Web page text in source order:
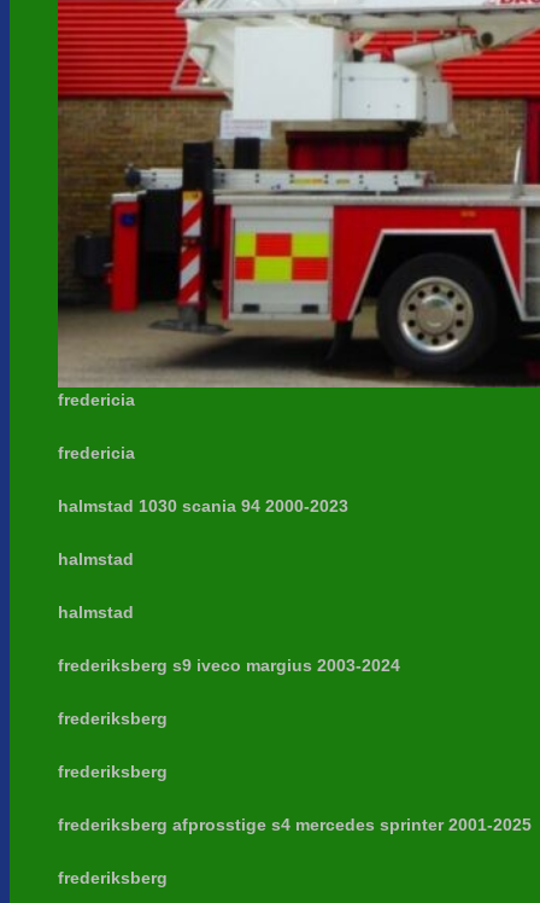
fredericia
fredericia
halmstad 1030 scania 94 2000-2023
halmstad
halmstad
frederiksberg s9 iveco margius 2003-2024
frederiksberg
frederiksberg
frederiksberg afprosstige s4 mercedes sprinter 2001-2025
frederiksberg